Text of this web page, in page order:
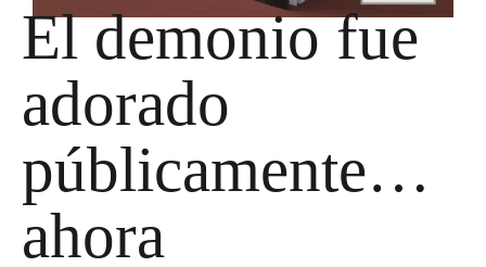
El demonio fue
adorado
públicamente…
ahora